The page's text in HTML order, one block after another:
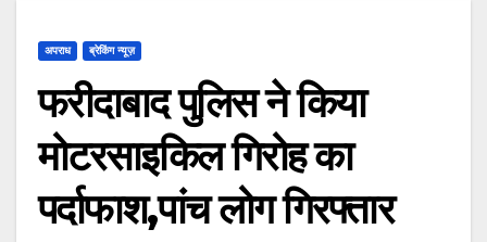
अपराध ब्रेकिंग न्यूज़
फरीदाबाद पुलिस ने किया
मोटरसाइकिल गिरोह का
पर्दाफाश,पांच लोग गिरफ्तार